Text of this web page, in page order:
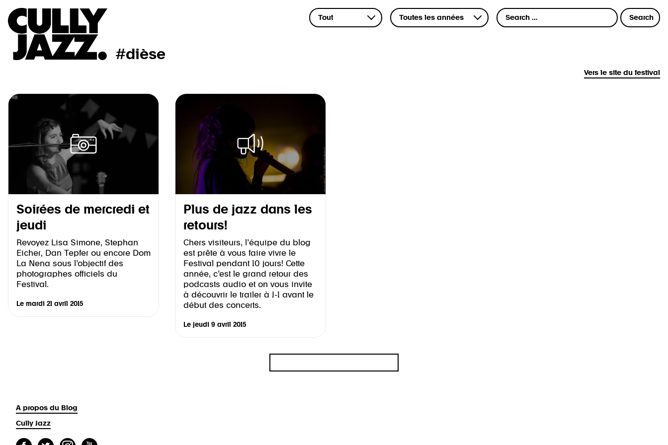
#dièse
Vers le site du festival
Soirées de mercredi et
jeudi
Revoyez Lisa Simone, Stephan
Eicher, Dan Tepfer ou encore Dom
La Nena sous l’objectif des
photographes officiels du
Festival.
Le mardi 21 avril 2015
Plus de jazz dans les
retours!
Chers visiteurs, l’équipe du blog
est prête à vous faire vivre le
Festival pendant 10 jours! Cette
année, c’est le grand retour des
podcasts audio et on vous invite
à découvrir le trailer à J-1 avant le
début des concerts.
Le jeudi 9 avril 2015
A propos du Blog
Cully Jazz